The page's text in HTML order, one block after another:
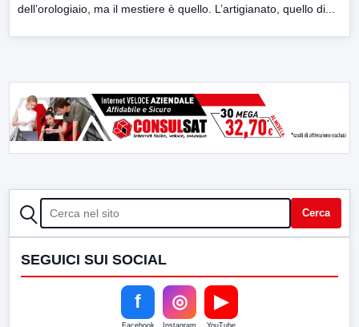
dell’orologiaio, ma il mestiere è quello. L’artigianato, quello di...
CERCA Cerca
SEGUICI SUI SOCIAL
f
Facebook
◎
Instagram
▶
YouTube